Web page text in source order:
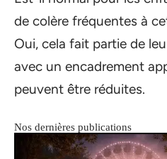
de colère fréquentes à
Oui, cela fait partie de
avec un encadrement
peuvent être réduites.
Nos dernières publications